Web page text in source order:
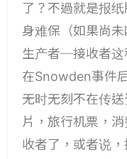
了？不過就是报
身难保（如果尚
生产者─接收者这
在Snowden事件
无时无刻不在传
片，旅行机票，
收者了，或者说